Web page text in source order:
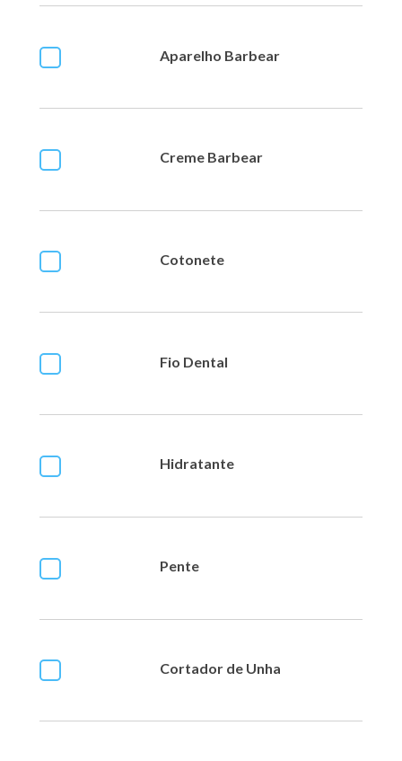
Aparelho Barbear
Creme Barbear
Cotonete
Fio Dental
Hidratante
Pente
Cortador de Unha